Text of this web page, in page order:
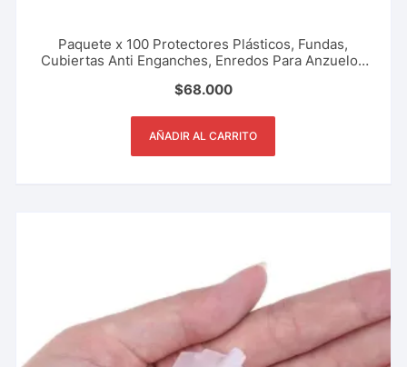
Paquete x 100 Protectores Plásticos, Fundas,
Cubiertas Anti Enganches, Enredos Para Anzuelos
Pesca Deportiva, Rio, Lago, Mar.
$68.000
AÑADIR AL CARRITO